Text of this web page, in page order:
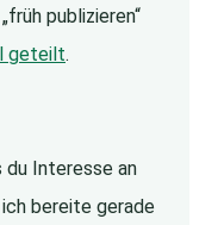
publizieren“
geteilt.
du Interesse an
bereite gerade